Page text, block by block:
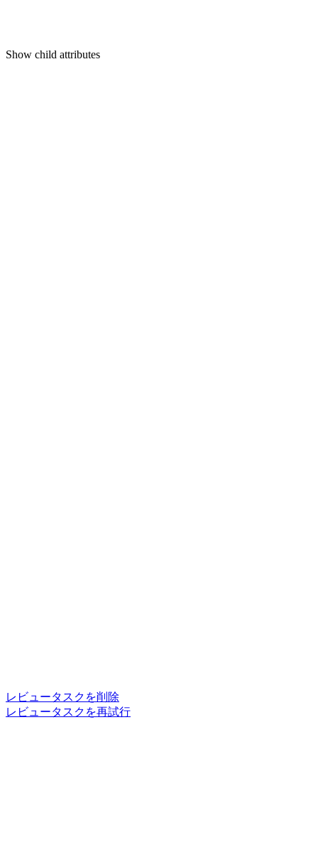
Show child attributes
レビュータスクを削除
レビュータスクを再試行